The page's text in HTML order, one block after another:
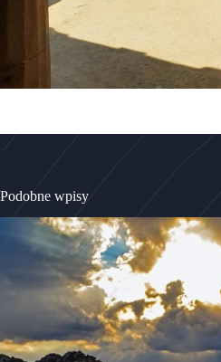
Podobne wpisy